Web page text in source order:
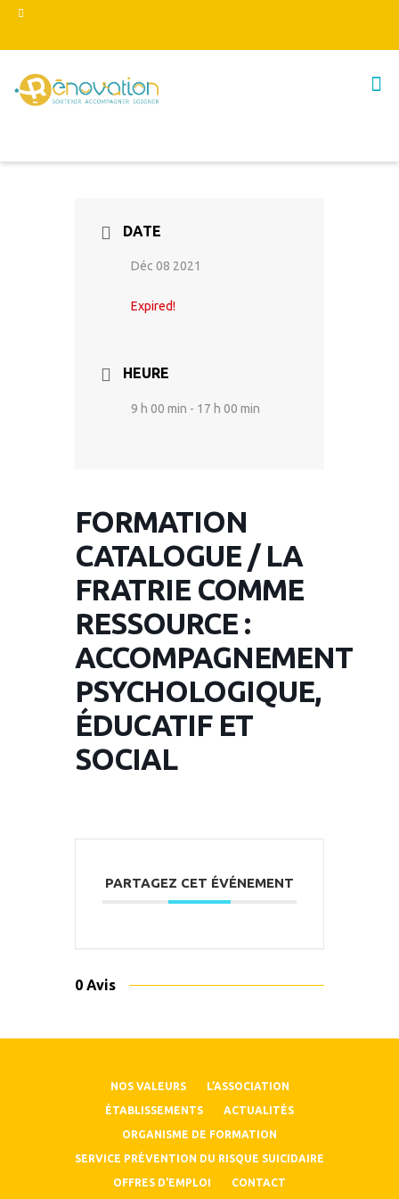
DATE
Déc 08 2021
Expired!
HEURE
9 h 00 min - 17 h 00 min
FORMATION
CATALOGUE / LA
FRATRIE COMME
RESSOURCE :
ACCOMPAGNEMENT
PSYCHOLOGIQUE,
ÉDUCATIF ET
SOCIAL
PARTAGEZ CET ÉVÉNEMENT
0 Avis
NOS VALEURS L’ASSOCIATION
ÉTABLISSEMENTS ACTUALITÉS
ORGANISME DE FORMATION
SERVICE PRÉVENTION DU RISQUE SUICIDAIRE
OFFRES D’EMPLOI CONTACT